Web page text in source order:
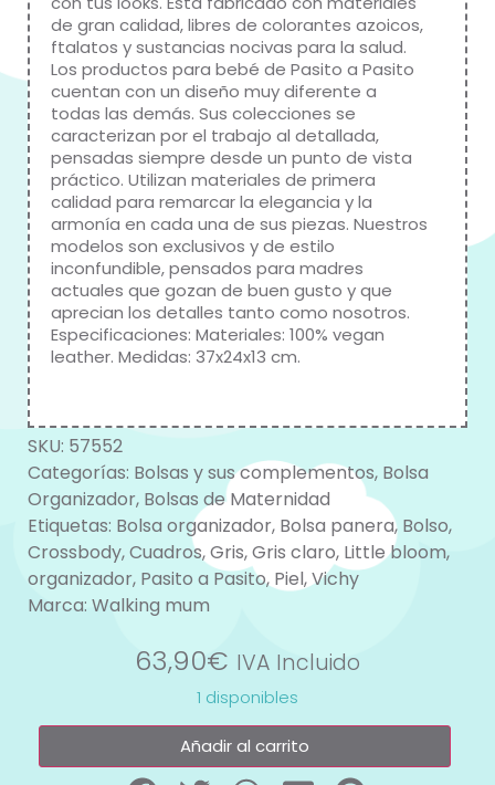
de gran calidad, libres de colorantes azoicos,
ftalatos y sustancias nocivas para la salud.
Los productos para bebé de Pasito a Pasito
cuentan con un diseño muy diferente a
todas las demás. Sus colecciones se
caracterizan por el trabajo al detallada,
pensadas siempre desde un punto de vista
práctico. Utilizan materiales de primera
calidad para remarcar la elegancia y la
armonía en cada una de sus piezas. Nuestros
modelos son exclusivos y de estilo
inconfundible, pensados para madres
actuales que gozan de buen gusto y que
aprecian los detalles tanto como nosotros.
Especificaciones: Materiales: 100% vegan
leather. Medidas: 37x24x13 cm.
SKU: 57552
Categorías: Bolsas y sus complementos, Bolsa
Organizador, Bolsas de Maternidad
Etiquetas: Bolsa organizador, Bolsa panera, Bolso,
Crossbody,Cuadros,Gris,Gris claro, Little bloom,
organizador, Pasito a Pasito, Piel,Vichy
Marca: Walking mum
63,90€ IVA Incluido
1 disponibles
Añadir al carrito